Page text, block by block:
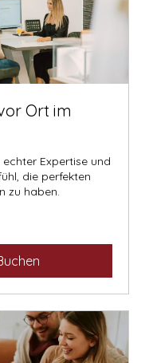
Ort im
Expertise und
die perfekten
zu haben.